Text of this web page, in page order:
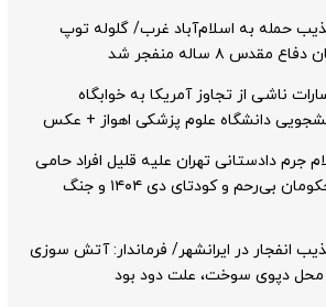
حمله به اسلام‌آباد غرب/ گلوله توپ
مقدس ۸ ساله منفجر شد
ناشی از تجاوز آمریکا به خوابگاه
دانشگاه علوم پزشکی اهواز + عکس
جرم دادستانی تهران علیه قلیل افراد حامی
محکومان بی‌رحم و کودتای دی‌ ۱۴۰۴ و جنگ
‌انفجار در ایرانشهر/ فرماندار: آتش سوزی
محل دپوی سوخت، علت دود بود